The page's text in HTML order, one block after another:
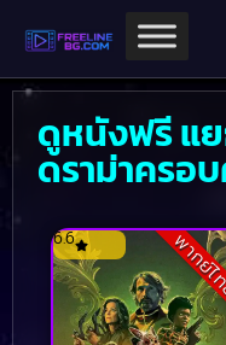
ดูหนังฟรี แ
ดราม่าครอ
พากย์
6.6